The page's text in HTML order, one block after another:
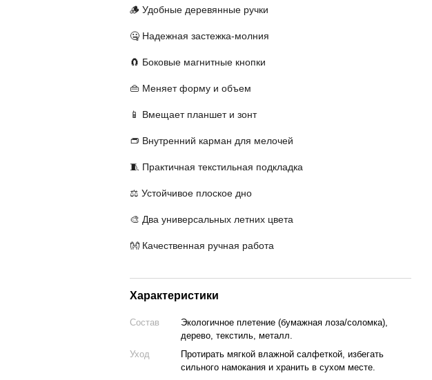
🪵 Удобные деревянные ручки
🤐 Надежная застежка-молния
🧲 Боковые магнитные кнопки
👜 Меняет форму и объем
📱 Вмещает планшет и зонт
👝 Внутренний карман для мелочей
🧵 Практичная текстильная подкладка
⚖️ Устойчивое плоское дно
🎨 Два универсальных летних цвета
👐 Качественная ручная работа
Характеристики
Состав
Экологичное плетение (бумажная лоза/соломка),
дерево, текстиль, металл.
Уход
Протирать мягкой влажной салфеткой, избегать
сильного намокания и хранить в сухом месте.